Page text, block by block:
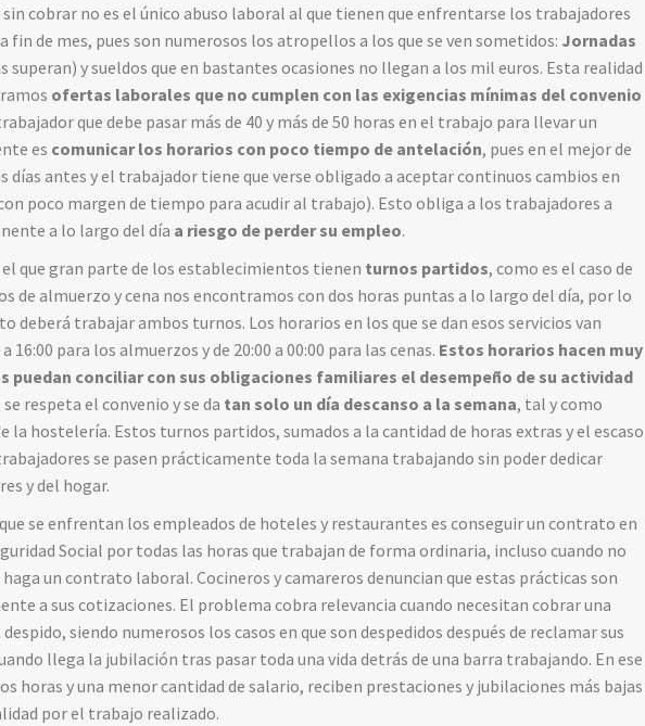
cobrar no es el único abuso laboral al que tienen que enfrentarse los trabajadores
de mes, pues son numerosos los atropellos a los que se ven sometidos: Jornadas
superan) y sueldos que en bastantes ocasiones no llegan a los mil euros. Esta realidad
ofertas laborales que no cumplen con las exigencias mínimas del convenio
que debe pasar más de 40 y más de 50 horas en el trabajo para llevar un
es comunicar los horarios con poco tiempo de antelación, pues en el mejor de
días antes y el trabajador tiene que verse obligado a aceptar continuos cambios en
poco margen de tiempo para acudir al trabajo). Esto obliga a los trabajadores a
a lo largo del día a riesgo de perder su empleo.
el que gran parte de los establecimientos tienen turnos partidos, como es el caso de
de almuerzo y cena nos encontramos con dos horas puntas a lo largo del día, por lo
deberá trabajar ambos turnos. Los horarios en los que se dan esos servicios van
16:00 para los almuerzos y de 20:00 a 00:00 para las cenas. Estos horarios hacen muy
puedan conciliar con sus obligaciones familiares el desempeño de su actividad
respeta el convenio y se da tan solo un día descanso a la semana, tal y como
la hostelería. Estos turnos partidos, sumados a la cantidad de horas extras y el escaso
se pasen prácticamente toda la semana trabajando sin poder dedicar
y del hogar.
se enfrentan los empleados de hoteles y restaurantes es conseguir un contrato en
Social por todas las horas que trabajan de forma ordinaria, incluso cuando no
un contrato laboral. Cocineros y camareros denuncian que estas prácticas son
a sus cotizaciones. El problema cobra relevancia cuando necesitan cobrar una
siendo numerosos los casos en que son despedidos después de reclamar sus
llega la jubilación tras pasar toda una vida detrás de una barra trabajando. En ese
horas y una menor cantidad de salario, reciben prestaciones y jubilaciones más bajas
por el trabajo realizado.